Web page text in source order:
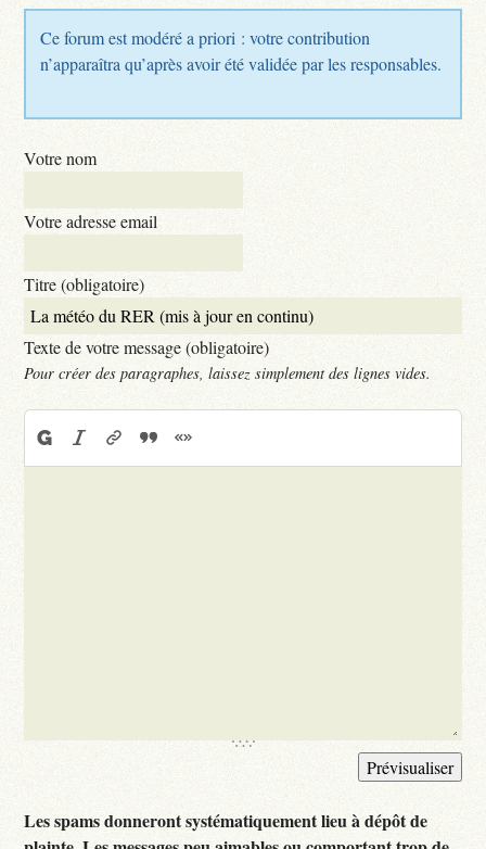
Ce forum est modéré a priori : votre contribution
n’apparaîtra qu’après avoir été validée par les responsables.
Votre nom
Votre adresse email
Titre (obligatoire)
Texte de votre message (obligatoire)
Pour créer des paragraphes, laissez simplement des lignes vides.
Les spams donneront systématiquement lieu à dépôt de